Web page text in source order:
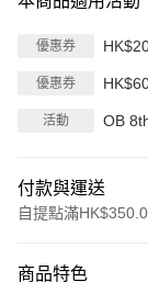
優惠券
優惠券
活動 OB
付款與運送
自提點滿
信用卡
商品特色